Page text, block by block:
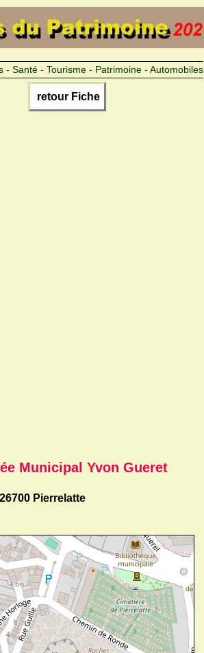
- Santé - Tourisme - Patrimoine - Automobiles
retour Fiche
Municipal Yvon Gueret
Pierrelatte